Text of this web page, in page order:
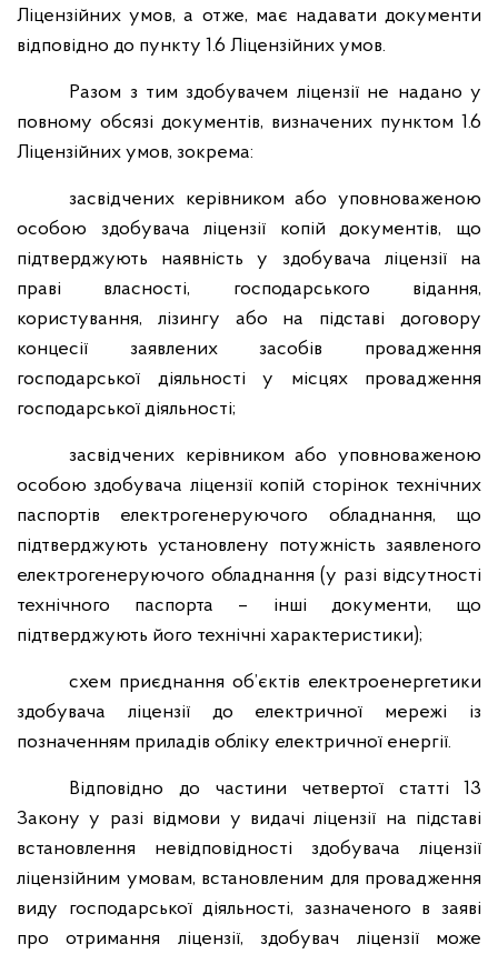
Ліцензійних умов, а отже, має надавати документи
відповідно до пункту 1.6 Ліцензійних умов.
Разом з тим здобувачем ліцензії не надано у
повному обсязі документів, визначених пунктом 1.6
Ліцензійних умов, зокрема:
засвідчених керівником або уповноваженою
особою здобувача ліцензії копій документів, що
підтверджують наявність у здобувача ліцензії на
праві власності, господарського відання,
користування, лізингу або на підставі договору
концесії заявлених засобів провадження
господарської діяльності у місцях провадження
господарської діяльності;
засвідчених керівником або уповноваженою
особою здобувача ліцензії копій сторінок технічних
паспортів електрогенеруючого обладнання, що
підтверджують установлену потужність заявленого
електрогенеруючого обладнання (у разі відсутності
технічного паспорта – інші документи, що
підтверджують його технічні характеристики);
схем приєднання об’єктів електроенергетики
здобувача ліцензії до електричної мережі із
позначенням приладів обліку електричної енергії.
Відповідно до частини четвертої статті 13
Закону у разі відмови у видачі ліцензії на підставі
встановлення невідповідності здобувача ліцензії
ліцензійним умовам, встановленим для провадження
виду господарської діяльності, зазначеного в заяві
про отримання ліцензії, здобувач ліцензії може